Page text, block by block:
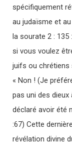
spécifiquement
au judaïsme et
la sourate 2 :
si vous voulez
juifs ou chrétiens
« Non ! (Je
pas uni des dieux
déclaré avoir été
:67) Cette
révélation divine